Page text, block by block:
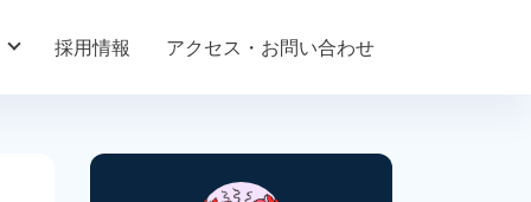
採用情報 アクセス・お問い合わせ